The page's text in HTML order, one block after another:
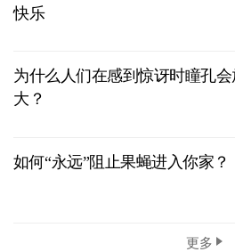
快乐
为什么人们在感到惊讶时瞳孔会
大？
如何“永远”阻止果蝇进入你家？
更多